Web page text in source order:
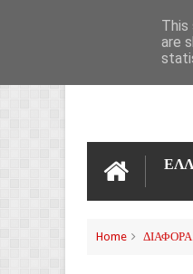
Home ΔΙΑΦΟΡΑ
This
are